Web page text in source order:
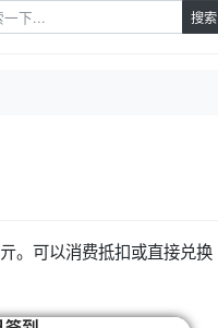
搜索
。可以消费抵扣或直接兑换